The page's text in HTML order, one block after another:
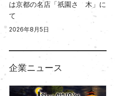
は京都の名店「祇園さゝ木」に
て
2026年8月5日
企業ニュース